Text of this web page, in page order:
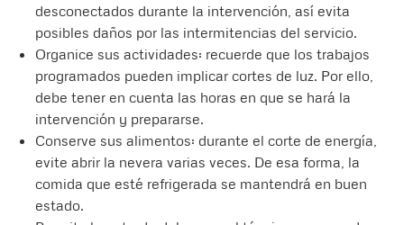
desconectados durante la intervención, así evita
posibles daños por las intermitencias del servicio.
Organice sus actividades: recuerde que los trabajos
programados pueden implicar cortes de luz. Por ello,
debe tener en cuenta las horas en que se hará la
intervención y prepararse.
Conserve sus alimentos: durante el corte de energía,
evite abrir la nevera varias veces. De esa forma, la
comida que esté refrigerada se mantendrá en buen
estado.